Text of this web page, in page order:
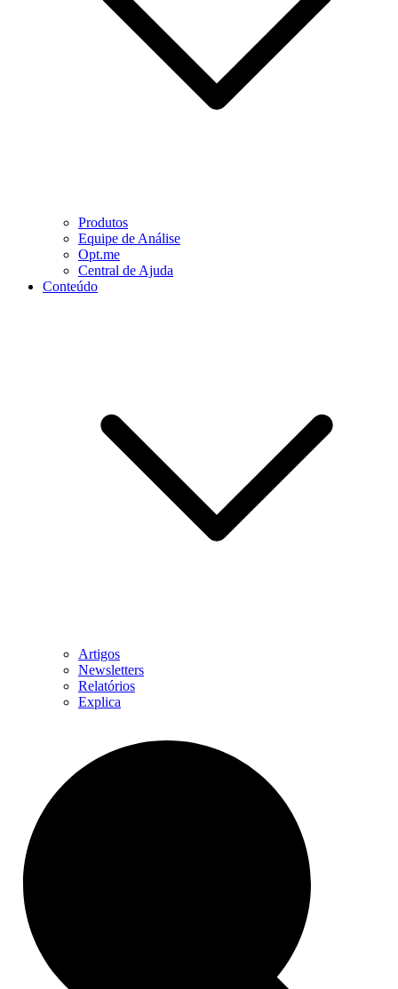
Produtos
Equipe de Análise
Opt.me
Central de Ajuda
Conteúdo
Artigos
Newsletters
Relatórios
Explica